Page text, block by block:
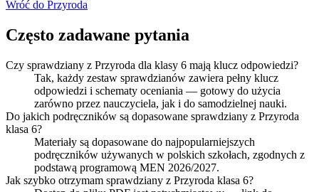
Wróć do Przyroda
Często zadawane pytania
Czy sprawdziany z Przyroda dla klasy 6 mają klucz odpowiedzi?
Tak, każdy zestaw sprawdzianów zawiera pełny klucz
odpowiedzi i schematy oceniania — gotowy do użycia
zarówno przez nauczyciela, jak i do samodzielnej nauki.
Do jakich podręczników są dopasowane sprawdziany z Przyroda
klasa 6?
Materiały są dopasowane do najpopularniejszych
podręczników używanych w polskich szkołach, zgodnych z
podstawą programową MEN 2026/2027.
Jak szybko otrzymam sprawdziany z Przyroda klasa 6?